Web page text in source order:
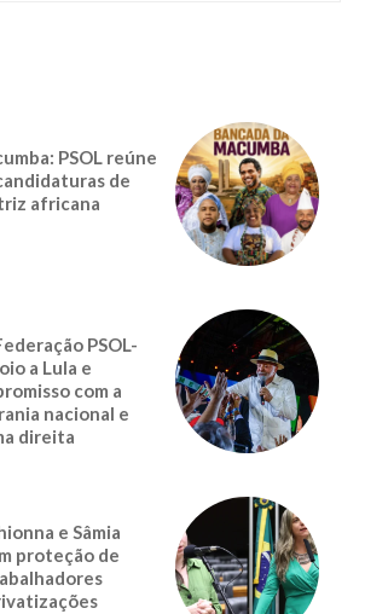
PSOL reúne
de
africana
PSOL-
a Lula e
com a
nacional e
direita
e Sâmia
proteção de